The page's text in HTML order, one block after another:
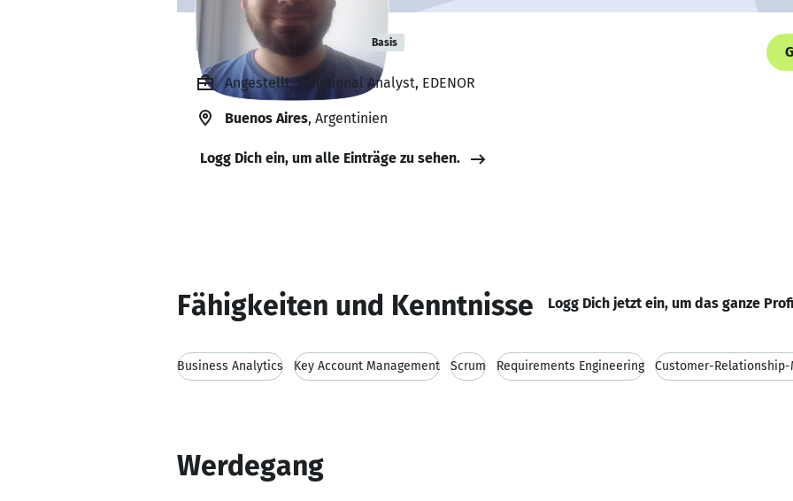
Rodolfo Flores Basis
Angestellt, Functional Analyst, EDENOR
Buenos Aires, Argentinien
Logg Dich ein, um alle Einträge zu sehen.
Fähigkeiten und Kenntnisse Logg Dich jetzt ein, um das ganze
Business Analytics Key Account Management Scrum Requirements Engineering Customer-
Werdegang